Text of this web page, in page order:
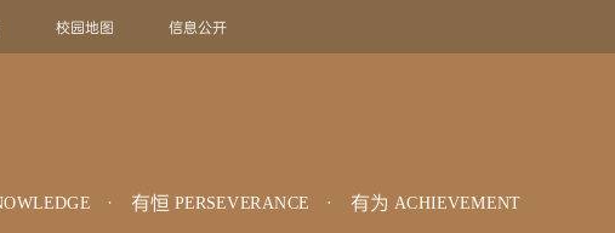
校园地图 信息公开
有恒 PERSEVERANCE 有为 ACHIEVEMENT